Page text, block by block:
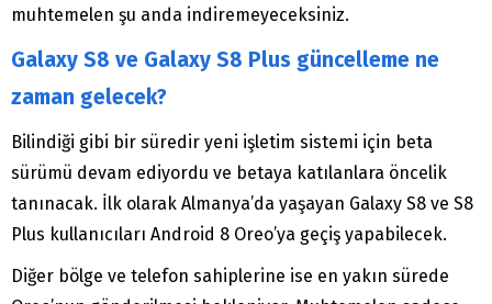
muhtemelen şu anda indiremeyeceksiniz.
Galaxy S8 ve Galaxy S8 Plus güncelleme ne
zaman gelecek?
Bilindiği gibi bir süredir yeni işletim sistemi için beta
sürümü devam ediyordu ve betaya katılanlara öncelik
tanınacak. İlk olarak Almanya’da yaşayan Galaxy S8 ve S8
Plus kullanıcıları Android 8 Oreo’ya geçiş yapabilecek.
Diğer bölge ve telefon sahiplerine ise en yakın sürede